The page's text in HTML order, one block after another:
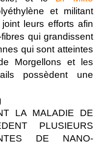
et militant
leurs efforts afin
qui grandissent
qui sont atteintes
Morgellons et les
possèdent une
LA MALADIE DE
PLUSIEURS
DE NANO-